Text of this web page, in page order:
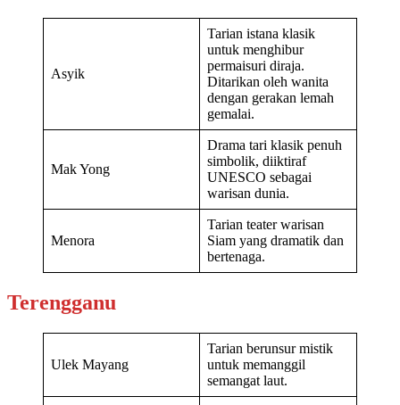
Asyik
Tarian istana klasik
untuk menghibur
permaisuri diraja.
Ditarikan oleh wanita
dengan gerakan lemah
gemalai.
Mak Yong
Drama tari klasik penuh
simbolik, diiktiraf
UNESCO sebagai
warisan dunia.
Menora
Tarian teater warisan
Siam yang dramatik dan
bertenaga.
Terengganu
Ulek Mayang
Tarian berunsur mistik
untuk memanggil
semangat laut.